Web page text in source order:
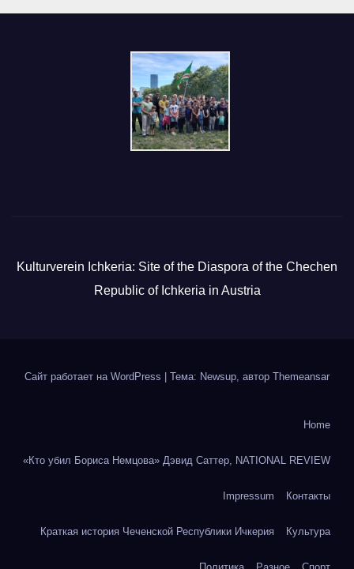
Kulturverein Ichkeria: Site of the Diaspora of the Chechen
Republic of Ichkeria in Austria
Сайт работает на WordPress Тема: Newsup, автор Themeansar
Home
«Кто убил Бориса Немцова» Дэвид Саттер, NATIONAL REVIEW
Impressum Контакты
Краткая история Чеченской Республики Ичкерия Культура